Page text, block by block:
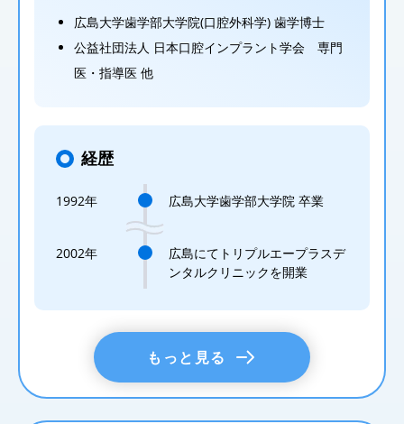
広島大学歯学部大学院(口腔外科学) 歯学博士
公益社団法人 日本口腔インプラント学会 専門
医・指導医 他
経歴
1992年 広島大学歯学部大学院 卒業
2002年
広島にてトリプルエープラスデ
ンタルクリニックを開業
もっと見る